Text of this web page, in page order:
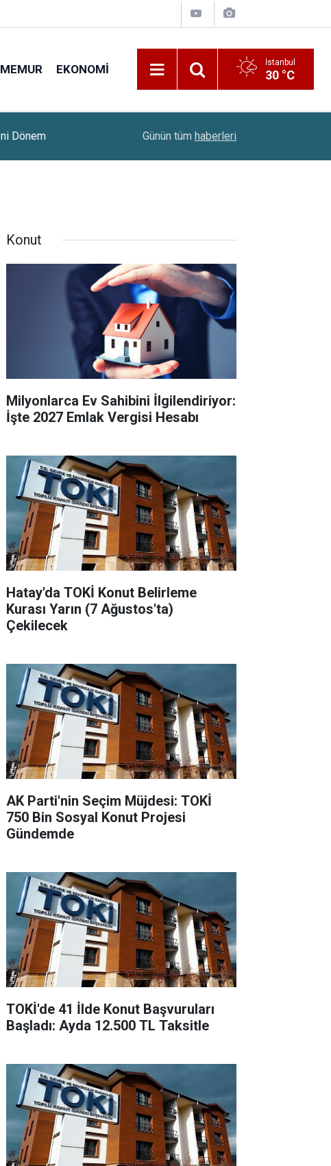
MEMUR EKONOMI İstanbul
30 °C
Altın Ve Gümüşte Sert Yükseliş
Günün tüm haberleri
Konut
Milyonlarca Ev Sahibini İlgilendiriyor:
İşte 2027 Emlak Vergisi Hesabı
Hatay'da TOKİ Konut Belirleme
Kurası Yarın (7 Ağustos'ta)
Çekilecek
AK Parti'nin Seçim Müjdesi: TOKİ
750 Bin Sosyal Konut Projesi
Gündemde
TOKİ'de 41 İlde Konut Başvuruları
Başladı: Ayda 12.500 TL Taksitle